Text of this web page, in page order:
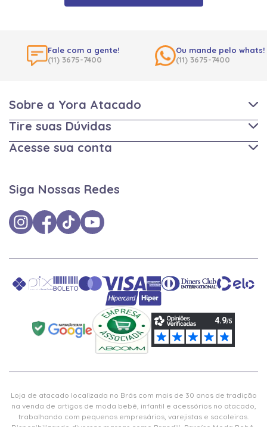
Fale com a gente!
(11) 3675-7400
Ou mande pelo whats!
(11) 3675-7400
Sobre a Yora Atacado
Tire suas Dúvidas
Acesse sua conta
Siga Nossas Redes
Loja de atacado localizada no Brás com mais de 30 anos de tradição
na venda de artigos de moda bebê, infantil e acessórios no atacado,
trabalhando com pequenos empresários, varejistas e sacoleiras.